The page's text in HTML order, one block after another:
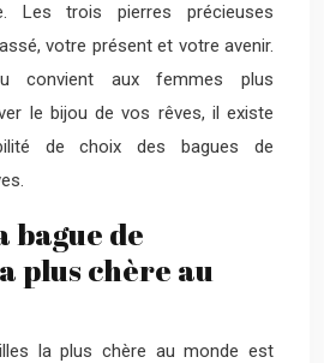
Les trois pierres précieuses
votre présent et votre avenir.
convient aux femmes plus
le bijou de vos rêves, il existe
de choix des bagues de
bague de
plus chère au
la plus chère au monde est